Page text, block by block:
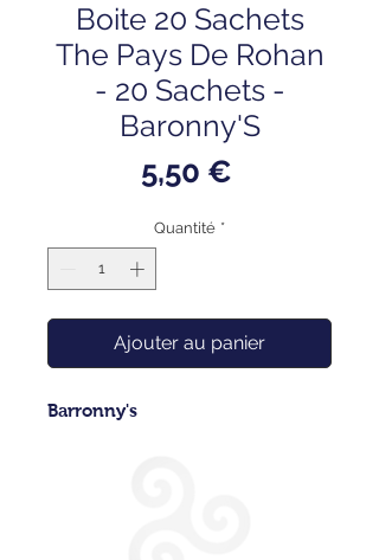
Boite 20 Sachets
The Pays De Rohan
- 20 Sachets -
Baronny'S
5,50 €
Quantité *
Ajouter au panier
Barronny's